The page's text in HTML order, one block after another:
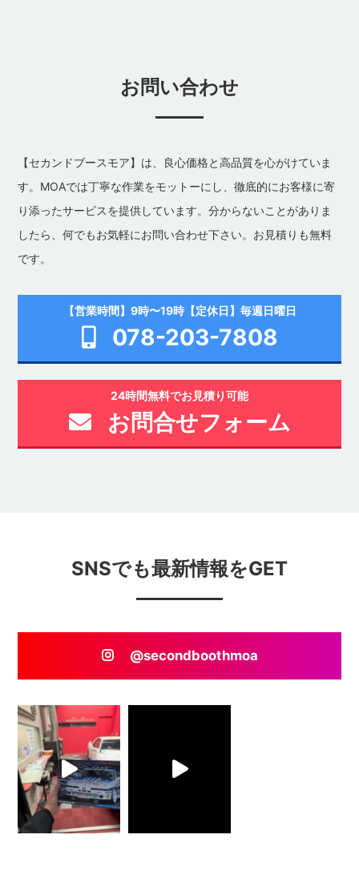
お問い合わせ
【セカンドブースモア】は、良心価格と高品質を心がけていま
す。MOAでは丁寧な作業をモットーにし、徹底的にお客様に寄
り添ったサービスを提供しています。分からないことがありま
したら、何でもお気軽にお問い合わせ下さい。お見積りも無料
です。
【営業時間】9時〜19時【定休日】毎週日曜日
078-203-7808
24時間無料でお見積り可能
お問合せフォーム
SNSでも最新情報をGET
@secondboothmoa